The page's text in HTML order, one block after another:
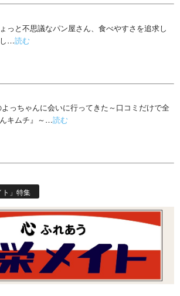
っと不思議なパン屋さん、食べやすさを追求し
…読む
っちゃんに会いに行ってきた～口コミだけで全
キムチ』～…読む
ト」特集